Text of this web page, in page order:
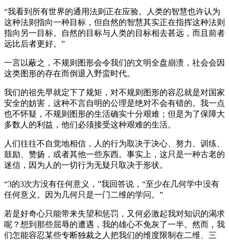
“我看到所有世界的通用法则正在应验。人类的智慧也许认为
这种法则指向一种目标，但自然的智慧其实正在指挥这种法则
指向另一目标。自然的目标与人类的目标相去甚远，而且前者
远比后者更好。”
一言以蔽之，不规则图形会令我们的文明全盘崩溃，社会会因
这类图形的存在而倒退入野蛮时代。
我们的祖先早就定下了规矩，对不规则图形的容忍就是对国家
安全的妨害，这种不言自明的公理是绝对不会有错的。我一点
也不怀疑，不规则图形的生活确实十分艰难；但是为了保障大
多数人的利益，他们必须接受这种艰难的生活。
人们往往不自觉地相信，人的行为取决于决心、努力、训练、
鼓励、赞扬，或者其他一些东西。事实上，这只是一种古老的
迷信，因为人的一切行为无疑只取决于形状。
“3的3次方没有任何意义，”我回答说，“至少在几何学中没有
任何意义。因为几何只是一门二维的学问。”
若是好奇心只能带来失望和惩罚，又何必激起我对知识的渴求
呢？想到那些屈辱的遭遇，我的雄心不免灰了一半。然而，我
们怎能容忍某些专断独裁之人把我们的维度限制在二维、三